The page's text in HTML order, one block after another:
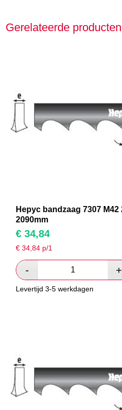
Gerelateerde producten
Hepyc bandzaag 7307 M42
2090mm
€ 34,84
€34,84 p/1
Levertijd 3-5 werkdagen